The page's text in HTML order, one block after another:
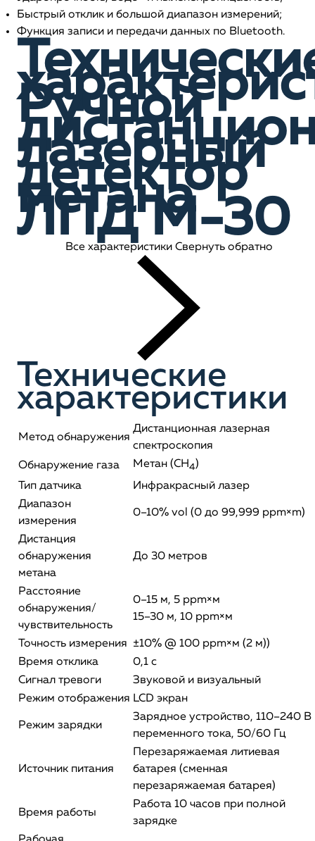
Быстрый отклик и большой диапазон измерений;
Функция записи и передачи данных по Bluetooth.
Ручной
лазерный
детектор
метана
ЛПД М-30
Все характеристики Свернуть обратно
Технические
характеристики
Метод обнаружения
Дистанционная лазерная
спектроскопия
Обнаружение газа
Метан (CH4)
Тип датчика
Инфракрасный лазер
Диапазон
измерения
0–10% vol (0 до 99,999 ppm×m)
Дистанция
обнаружения
метана
До 30 метров
Расстояние
обнаружения/
чувствительность
0–15 м, 5 ppm×м
15–30 м, 10 ppm×м
Точность измерения
±10% @ 100 ppm×м (2 м))
Время отклика
0,1 с
Сигнал тревоги
Звуковой и визуальный
Режим отображения LCD экран
Режим зарядки
Зарядное устройство, 110–240 В
переменного тока, 50/60 Гц
Источник питания
Перезаряжаемая литиевая
батарея (сменная
перезаряжаемая батарея)
Время работы
Работа 10 часов при полной
зарядке